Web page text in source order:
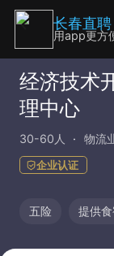
经济技术
理中心
30-60人 物流
企业认证
五险 提供
长春直聘
用app更方